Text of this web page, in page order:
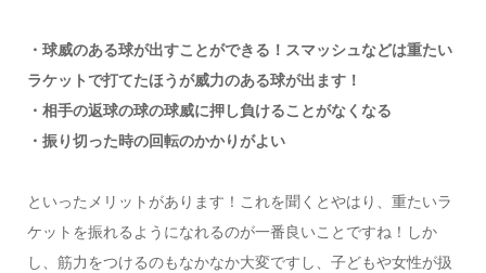
・球威のある球が出すことができる！スマッシュなどは重たい
ラケットで打てたほうが威力のある球が出ます！
・相手の返球の球の球威に押し負けることがなくなる
・振り切った時の回転のかかりがよい
といったメリットがあります！これを聞くとやはり、重たいラ
ケットを振れるようになれるのが一番良いことですね！しか
し、筋力をつけるのもなかなか大変ですし、子どもや女性が扱